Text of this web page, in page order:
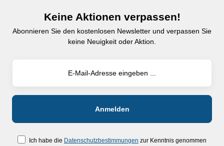
Keine Aktionen verpassen!
Abonnieren Sie den kostenlosen Newsletter und verpassen Sie
keine Neuigkeit oder Aktion.
Ich habe die Datenschutzbestimmungen zur Kenntnis genommen